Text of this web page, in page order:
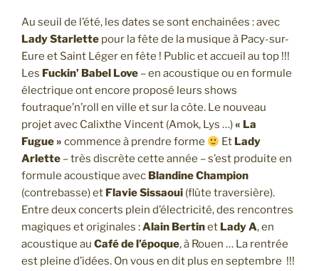
Au seuil de l’été, les dates se sont enchainées : avec
Lady Starlette pour la fête de la musique à Pacy-sur-
Eure et Saint Léger en fête ! Public et accueil au top !!!
Les Fuckin’ Babel Love – en acoustique ou en formule
électrique ont encore proposé leurs shows
foutraque’n’roll en ville et sur la côte. Le nouveau
projet avec Calixthe Vincent (Amok, Lys …)« La
Fugue » commence à prendre forme Et Lady
Arlette – très discrète cette année – s’est produite en
formule acoustique avec Blandine Champion
(contrebasse) et Flavie Sissaoui (flûte traversière).
Entre deux concerts plein d’électricité, des rencontres
magiques et originales :Alain Bertinet Lady A, en
acoustique au Café de l’époque, à Rouen … La rentrée
est pleine d’idées. On vous en dit plus en septembre !!!